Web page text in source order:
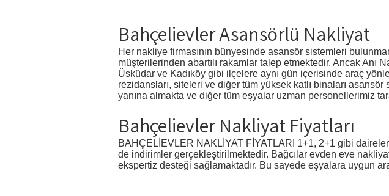
Bahçelievler Asansörlü Nakliyat
Her nakliye firmasının bünyesinde asansör sistemleri
müşterilerinden abartılı rakamlar talep etmektedir. Ancak Anı
Üsküdar ve Kadıköy gibi ilçelere aynı gün içerisinde araç
rezidansları, siteleri ve diğer tüm yüksek katlı binaları
yanına almakta ve diğer tüm eşyalar uzman personellerimiz
Bahçelievler Nakliyat Fiyatları
BAHÇELİEVLER NAKLİYAT FİYATLARI 1+1, 2+1 gibi
de indirimler gerçekleştirilmektedir. Bağcılar evden eve
ekspertiz desteği sağlamaktadır. Bu sayede eşyalara uygun